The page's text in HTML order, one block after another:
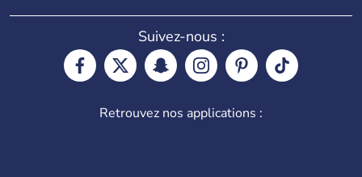
Suivez-nous :
Retrouvez nos applications :